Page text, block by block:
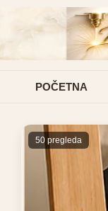
POČETNA
50 pregleda